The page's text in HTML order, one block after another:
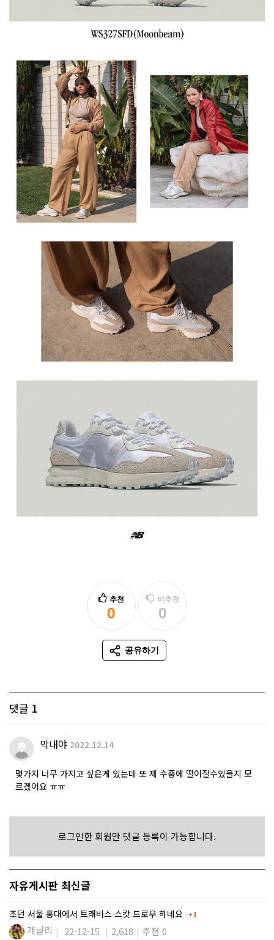
추천
0
추천
비추천
0
비추천
공유하기
SNS 공유
댓글 1
막내야 2022.12.14
몇가지 너무 가지고 싶은게 있는데 또 제 수중에 떨어질수있을지 모
르겠어요 ㅠㅠ
로그인한 회원만 댓글 등록이 가능합니다.
자유게시판 최신글
조던 서울 홍대에서 트래비스 스캇 드로우 하네요 댓글
1
개날리 22-12-15 2,618 추천 0